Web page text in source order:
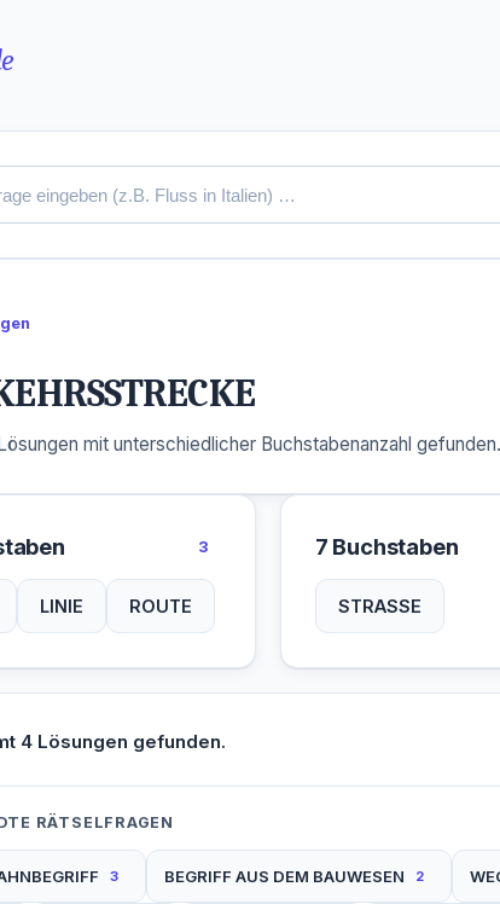
mit unterschiedlicher Buchstabenanzahl
3
LINIE ROUTE
7 Buchstaben
STRASSE
4 Lösungen gefunden.
RÄTSELFRAGEN
3 BEGRIFF AUS DEM BAUWESEN 2